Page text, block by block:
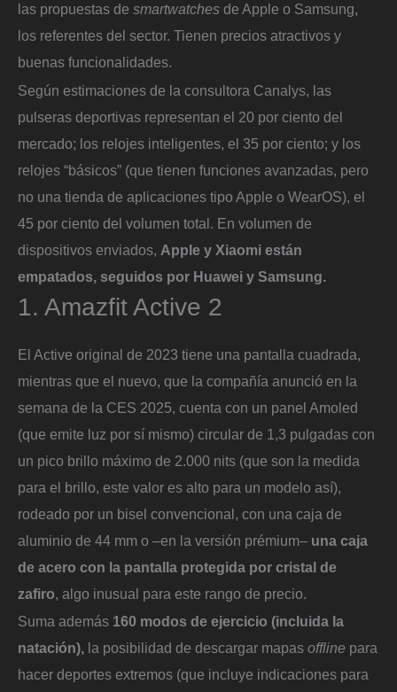
las propuestas de smartwatches de Apple o Samsung,
los referentes del sector. Tienen precios atractivos y
buenas funcionalidades.
Según estimaciones de la consultora Canalys, las
pulseras deportivas representan el 20 por ciento del
mercado; los relojes inteligentes, el 35 por ciento; y los
relojes “básicos” (que tienen funciones avanzadas, pero
no una tienda de aplicaciones tipo Apple o WearOS), el
45 por ciento del volumen total. En volumen de
dispositivos enviados, Apple y Xiaomi están
empatados, seguidos por Huawei y Samsung.
1. Amazfit Active 2
El Active original de 2023 tiene una pantalla cuadrada,
mientras que el nuevo, que la compañía anunció en la
semana de la CES 2025, cuenta con un panel Amoled
(que emite luz por sí mismo) circular de 1,3 pulgadas con
un pico brillo máximo de 2.000 nits (que son la medida
para el brillo, este valor es alto para un modelo así),
rodeado por un bisel convencional, con una caja de
aluminio de 44 mm o –en la versión prémium– una caja
de acero con la pantalla protegida por cristal de
zafiro, algo inusual para este rango de precio.
Suma además 160 modos de ejercicio (incluida la
natación), la posibilidad de descargar mapas offline para
hacer deportes extremos (que incluye indicaciones para